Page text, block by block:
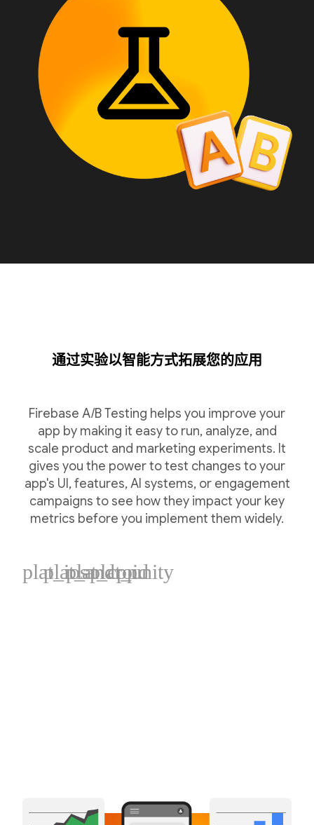
通过实验以智能方式拓展您的应用
Firebase A/B Testing helps you improve your
app by making it easy to run, analyze, and
scale product and marketing experiments. It
gives you the power to test changes to your
app's UI, features, AI systems, or engagement
campaigns to see how they impact your key
metrics before you implement them widely.
plat_ios
plat_android
plat_cpp
plat_unity